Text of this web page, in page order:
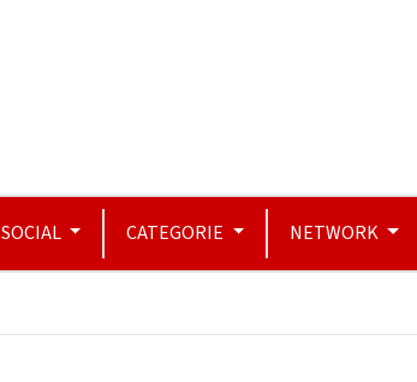
SOCIAL CATEGORIE NETWORK